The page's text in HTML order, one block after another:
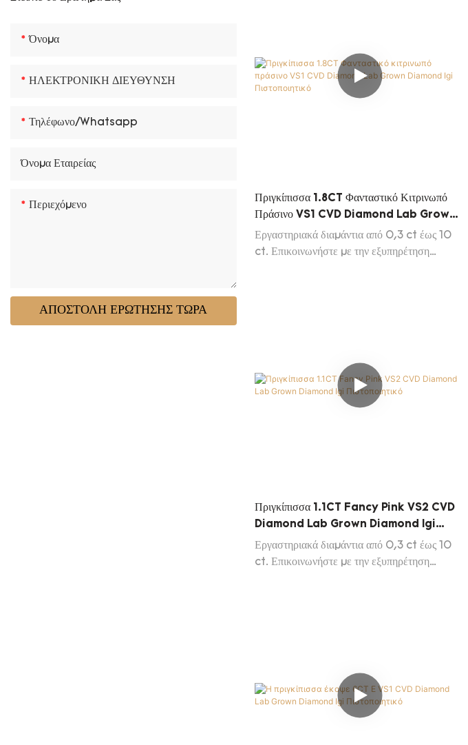
Πράσινο Lab Diamond
Όνομα
ΗΛΕΚΤΡΟΝΙΚΗ ΔΙΕΥΘΥΝΣΗ
Τηλέφωνο/Whatsapp
Όνομα Εταιρείας
Περιεχόμενο
ΑΠΟΣΤΟΛΉ ΕΡΏΤΗΣΗΣ ΤΏΡΑ
Πριγκίπισσα 1.8CT Φανταστικό Κιτρινωπό
Πράσινο VS1 CVD Diamond Lab Grown
Diamond Igi Πιστοποιητικό
Εργαστηριακά διαμάντια από 0,3 ct έως 10
ct. Επικοινωνήστε με την εξυπηρέτηση
Πριγκίπισσα 1.1CT Fancy Pink VS2 CVD
Diamond Lab Grown Diamond Igi
Πιστοποιητικό
Εργαστηριακά διαμάντια από 0,3 ct έως 10
ct. Επικοινωνήστε με την εξυπηρέτηση